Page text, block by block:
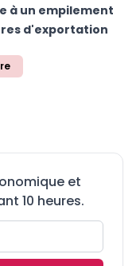
à un empilement
d'exportation
et
10 heures.